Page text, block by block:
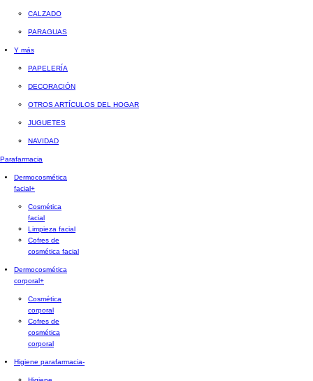
CALZADO
PARAGUAS
Y más
PAPELERÍA
DECORACIÓN
OTROS ARTÍCULOS DEL HOGAR
JUGUETES
NAVIDAD
Parafarmacia
Dermocosmética
facial+
Cosmética
facial
Limpieza facial
Cofres de
cosmética facial
Dermocosmética
corporal+
Cosmética
corporal
Cofres de
cosmética
corporal
Higiene parafarmacia-